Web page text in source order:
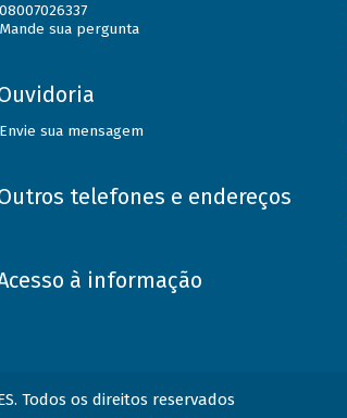
08007026337
Mande sua pergunta
Envie sua mensagem
telefones e endereços
à informação
Todos os direitos reservados